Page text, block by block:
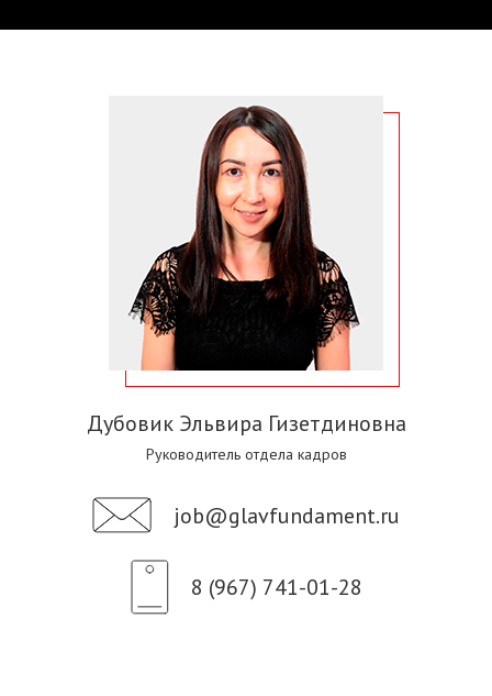
Дубовик Эльвира Гизетдиновна
Руководитель отдела кадров
job@glavfundament.ru
8 (967) 741-01-28